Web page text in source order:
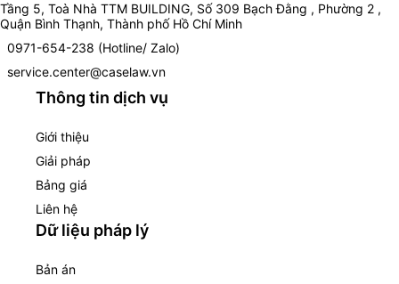
Tầng 5, Toà Nhà TTM BUILDING, Số 309 Bạch Đằng , Phường 2 ,
Quận Bình Thạnh, Thành phố Hồ Chí Minh
0971-654-238 (Hotline/ Zalo)
service.center@caselaw.vn
Thông tin dịch vụ
Giới thiệu
Giải pháp
Bảng giá
Liên hệ
Dữ liệu pháp lý
Bản án